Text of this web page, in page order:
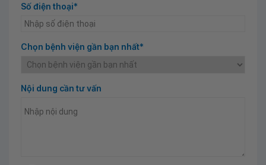
Số điện thoại*
Chọn bệnh viện gần bạn nhất*
Nội dung cần tư vấn